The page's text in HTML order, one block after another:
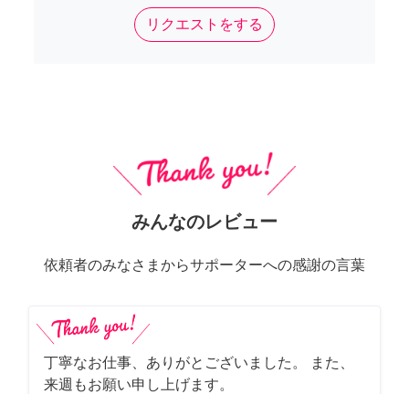
リクエストをする
みんなのレビュー
依頼者のみなさまからサポーターへの感謝の言葉
丁寧なお仕事、ありがとございました。 また、
来週もお願い申し上げます。